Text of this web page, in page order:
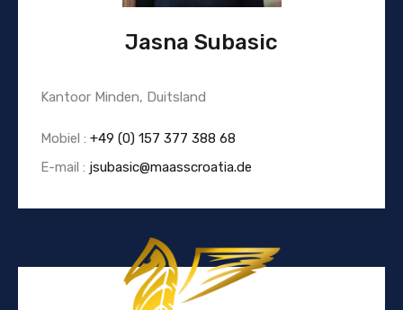
Jasna Subasic
Kantoor Minden, Duitsland
Mobiel : +49 (0) 157 377 388 68
E-mail : jsubasic@maasscroatia.de